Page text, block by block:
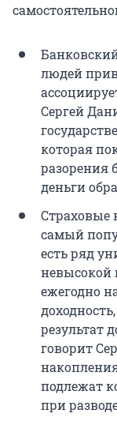
людей
Сергей
которая
разорения
деньги
Страховые
самый
есть ряд
невысокой
ежегодно
результат
говорит
подлежат
при